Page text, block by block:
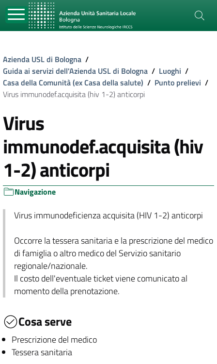
Azienda USL di Bologna /
Guida ai servizi dell'Azienda USL di Bologna / Luoghi /
Casa della Comunità (ex Casa della salute) / Punto prelievi /
Virus immunodef.acquisita (hiv 1-2) anticorpi
Virus
immunodef.acquisita (hiv
1-2) anticorpi
Navigazione
Virus immunodeficienza acquisita (HIV 1-2) anticorpi
Occorre la tessera sanitaria e la prescrizione del medico
di famiglia o altro medico del Servizio sanitario
regionale/nazionale.
Il costo dell'eventuale ticket viene comunicato al
momento della prenotazione.
Cosa serve
Prescrizione del medico
Tessera sanitaria